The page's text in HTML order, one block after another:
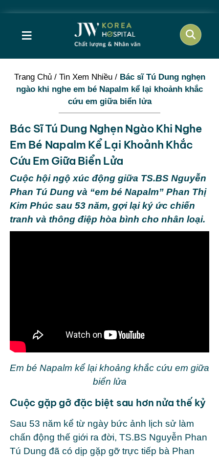
≡
Trang Chủ/ Tin Xem Nhiều/ Bác sĩ Tú Dung nghẹn
ngào khi nghe em bé Napalm kể lại khoảnh khắc
cứu em giữa biển lửa
Bác Sĩ Tú Dung Nghẹn Ngào Khi Nghe
Em Bé Napalm Kể Lại Khoảnh Khắc
Cứu Em Giữa Biển Lửa
Cuộc hội ngộ xúc động giữa TS.BS Nguyễn
Phan Tú Dung và “em bé Napalm” Phan Thị
Kim Phúc sau 53 năm, gợi lại ký ức chiến
tranh và thông điệp hòa bình cho nhân loại.
Em bé Napalm kể lại khoảng khắc cứu em giữa
biển lửa
Cuộc gặp gỡ đặc biệt sau hơn nửa thế kỷ
Sau 53 năm kể từ ngày bức ảnh lịch sử làm
chấn động thế giới ra đời, TS.BS Nguyễn Phan
Tú Dung đã có dịp gặp gỡ trực tiếp bà Phan